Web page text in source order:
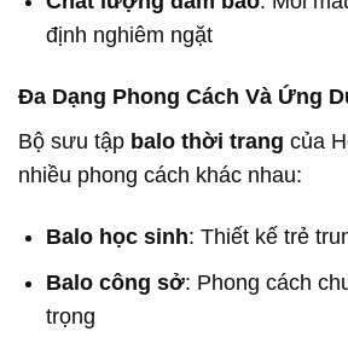
định nghiêm ngặt
Đa Dạng Phong Cách Và Ứng
Bộ sưu tập balo thời trang của
nhiều phong cách khác nhau:
Balo học sinh: Thiết kế trẻ
Balo công sở: Phong cách
trọng